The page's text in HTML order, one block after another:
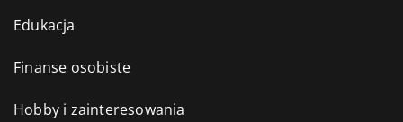
Edukacja
Finanse osobiste
Hobby i zainteresowania